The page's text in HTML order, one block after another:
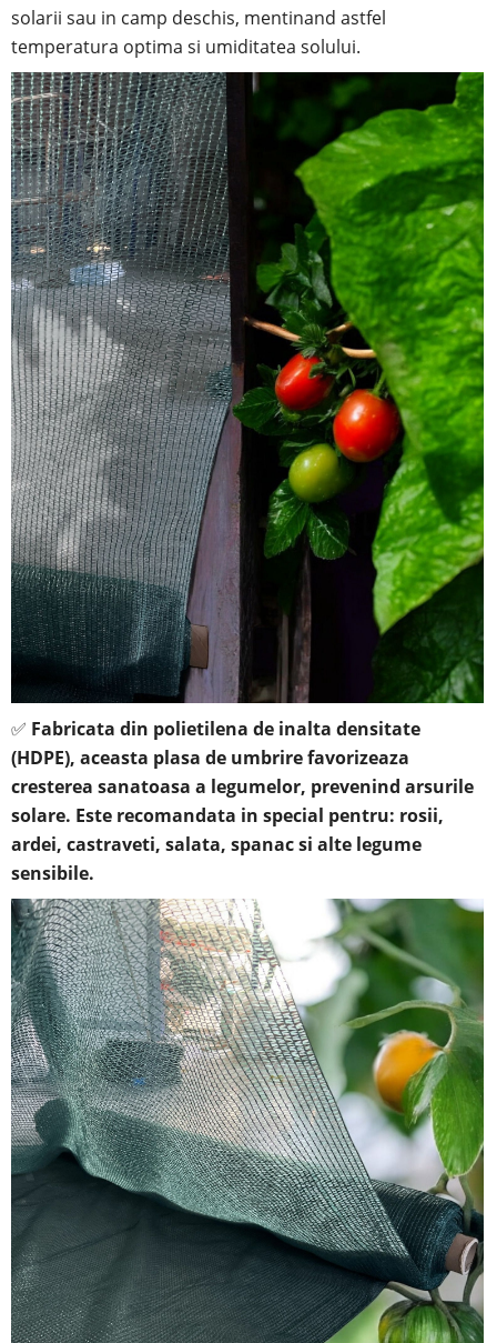
solarii sau in camp deschis, mentinand astfel
temperatura optima si umiditatea solului.
✅ Fabricata din polietilena de inalta densitate
(HDPE), aceasta plasa de umbrire favorizeaza
cresterea sanatoasa a legumelor, prevenind arsurile
solare. Este recomandata in special pentru: rosii,
ardei, castraveti, salata, spanac si alte legume
sensibile.